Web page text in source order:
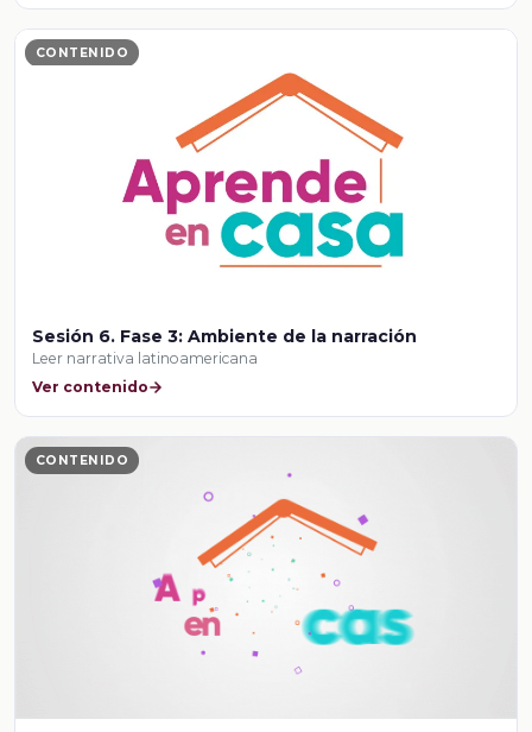
CONTENIDO
Sesión 6. Fase 3: Ambiente de la narración
Leer narrativa latinoamericana
Ver contenido
CONTENIDO